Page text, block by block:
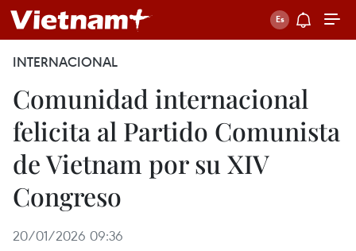
INTERNACIONAL
Comunidad internacional
felicita al Partido Comunista
de Vietnam por su XIV
Congreso
20/01/2026 09:36